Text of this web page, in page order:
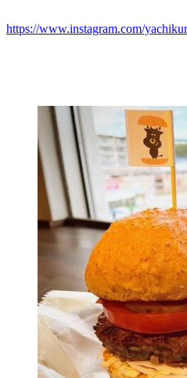
https://www.instagram.com/